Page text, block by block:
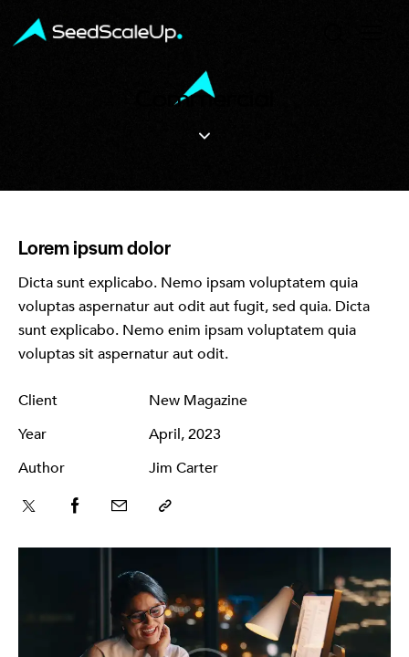
Commercial
Lorem ipsum dolor
Dicta sunt explicabo. Nemo ipsam voluptatem quia
voluptas aspernatur aut odit aut fugit, sed quia. Dicta
sunt explicabo. Nemo enim ipsam voluptatem quia
voluptas sit aspernatur aut odit.
Client
New Magazine
Year
April, 2023
Author
Jim Carter